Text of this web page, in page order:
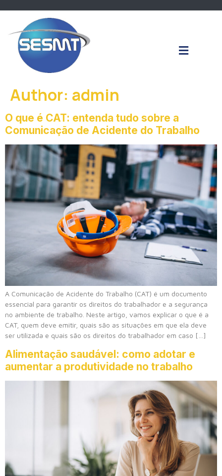
Author: admin
O que é CAT: entenda tudo sobre a
Comunicação de Acidente do Trabalho
A Comunicação de Acidente do Trabalho (CAT) é um documento
essencial para garantir os direitos do trabalhador e a segurança
no ambiente de trabalho. Neste artigo, vamos explicar o que é a
CAT, quem deve emitir, quais são as situações em que ela deve
ser utilizada e quais são os direitos do trabalhador em caso […]
Alimentação saudável: como adotar e
aumentar a produtividade no trabalho